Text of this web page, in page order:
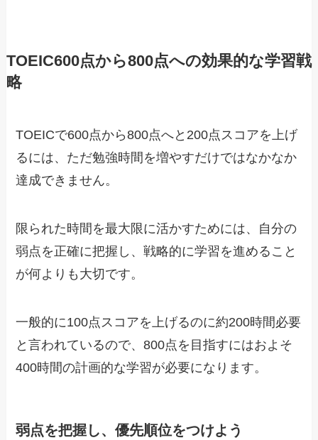
TOEIC600点から800点への効果的な学習戦
略
TOEICで600点から800点へと200点スコアを上げ
るには、ただ勉強時間を増やすだけではなかなか
達成できません。
限られた時間を最大限に活かすためには、自分の
弱点を正確に把握し、戦略的に学習を進めること
が何よりも大切です。
一般的に100点スコアを上げるのに約200時間必要
と言われているので、800点を目指すにはおよそ
400時間の計画的な学習が必要になります。
弱点を把握し、優先順位をつけよう